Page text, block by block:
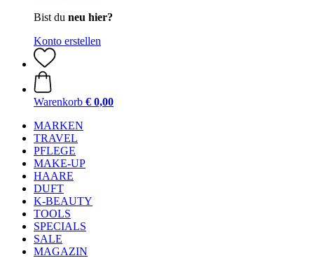
Bist du neu hier?
Konto erstellen
Warenkorb € 0,00
MARKEN
TRAVEL
PFLEGE
MAKE-UP
HAARE
DUFT
K-BEAUTY
TOOLS
SPECIALS
SALE
MAGAZIN